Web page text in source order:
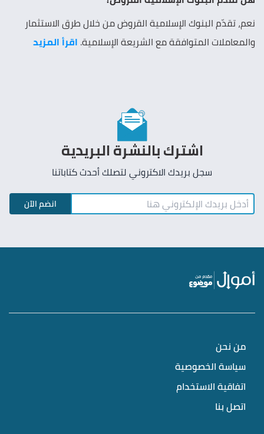
نعم، تقدّم البنوك الإسلامية القروض من خلال طرق الاستثمار
والمعاملات المتوافقة مع الشريعة الإسلامية. اقرأ المزيد
اشترك بالنشرة البريدية
سجل بريدك الاكتروني لتصلك أحدث كتاباتنا
انضم الآن
من نحن
سياسة الخصوصية
اتفاقية الاستخدام
اتصل بنا